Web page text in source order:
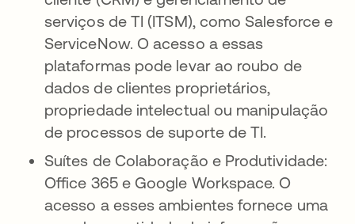
serviços de TI (ITSM), como Salesforce e
ServiceNow. O acesso a essas
plataformas pode levar ao roubo de
dados de clientes proprietários,
propriedade intelectual ou manipulação
de processos de suporte de TI.
Suítes de Colaboração e Produtividade:
Office 365 e Google Workspace. O
acesso a esses ambientes fornece uma